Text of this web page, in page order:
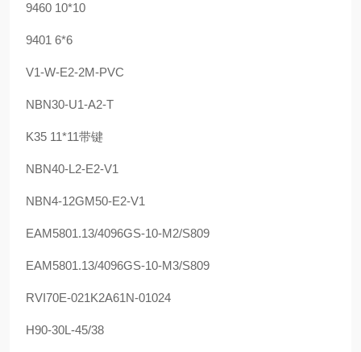
9460 10*10
9401 6*6
V1-W-E2-2M-PVC
NBN30-U1-A2-T
K35 11*11带键
NBN40-L2-E2-V1
NBN4-12GM50-E2-V1
EAM5801.13/4096GS-10-M2/S809
EAM5801.13/4096GS-10-M3/S809
RVI70E-021K2A61N-01024
H90-30L-45/38